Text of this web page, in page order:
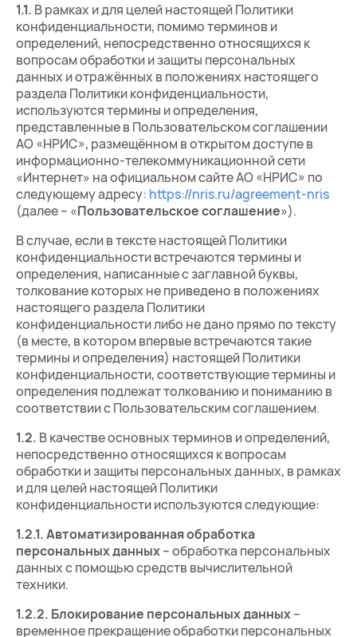
1.1. В рамках и для целей настоящей Политики
конфиденциальности, помимо терминов и
определений, непосредственно относящихся к
вопросам обработки и защиты персональных
данных и отражённых в положениях настоящего
раздела Политики конфиденциальности,
используются термины и определения,
представленные в Пользовательском соглашении
АО «НРИС», размещённом в открытом доступе в
информационно-телекоммуникационной сети
«Интернет» на официальном сайте АО «НРИС» по
следующему адресу: https://nris.ru/agreement-nris
(далее – «Пользовательское соглашение»).
В случае, если в тексте настоящей Политики
конфиденциальности встречаются термины и
определения, написанные с заглавной буквы,
толкование которых не приведено в положениях
настоящего раздела Политики
конфиденциальности либо не дано прямо по тексту
(в месте, в котором впервые встречаются такие
термины и определения) настоящей Политики
конфиденциальности, соответствующие термины и
определения подлежат толкованию и пониманию в
соответствии с Пользовательским соглашением.
1.2. В качестве основных терминов и определений,
непосредственно относящихся к вопросам
обработки и защиты персональных данных, в рамках
и для целей настоящей Политики
конфиденциальности используются следующие:
1.2.1.Автоматизированная обработка
персональных данных– обработка персональных
данных с помощью средств вычислительной
техники.
1.2.2. Блокирование персональных данных–
временное прекращение обработки персональных